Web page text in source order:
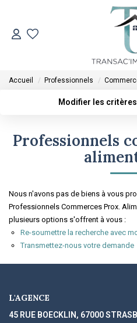
Accueil Professionnels
Modifier les
Type de bien
Créer une alerte
Professionnels
Nous n'avons pas de biens à vous
Professionnels Commerces Prox.
plusieurs options s'offrent à vous :
Re-soumettre la recherche avec
Transmettez-nous votre demande
L'AGENCE
45 RUE BOECKLIN, 67000